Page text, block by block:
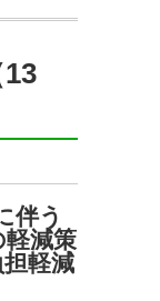
伴う
減策
軽減